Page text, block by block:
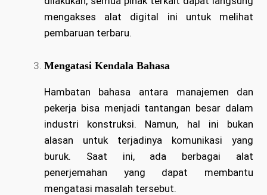
mengakses alat digital ini untuk melihat
pembaruan terbaru.
Mengatasi Kendala Bahasa
Hambatan bahasa antara manajemen dan
pekerja bisa menjadi tantangan besar dalam
industri konstruksi. Namun, hal ini bukan
alasan untuk terjadinya komunikasi yang
buruk. Saat ini, ada berbagai alat
penerjemahan yang dapat membantu
mengatasi masalah tersebut.